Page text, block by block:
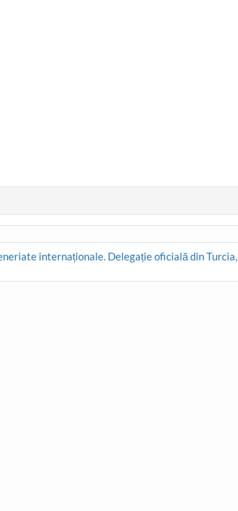
internaționale. Delegație oficială din Turcia,